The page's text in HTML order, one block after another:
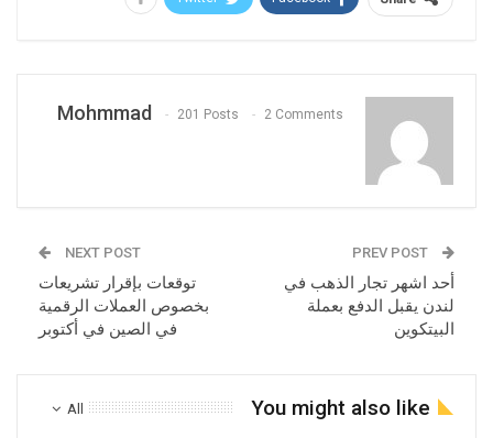
Mohmmad 201 Posts 2 Comments
أحد اشهر تجار الذهب في
لندن يقبل الدفع بعملة
البيتكوين
NEXT POST
توقعات بإقرار تشريعات
بخصوص العملات الرقمية
في الصين في أكتوبر
All You might also like